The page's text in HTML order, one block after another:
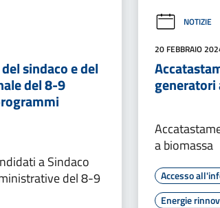
sindaco e del
del 8-9
a Sindaco
del 8-9
NOTIZIE
20 FEBBRAIO
generatori
a biomassa
Accesso
Energie